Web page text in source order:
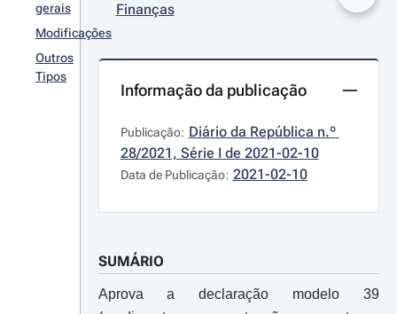
gerais
Modificações
Outros
Tipos
Finanças
Informação da publicação
Publicação: Diário da República n.º
28/2021, Série I de 2021-02-10
Data de Publicação: 2021-02-10
SUMÁRIO
Aprova a declaração modelo 39